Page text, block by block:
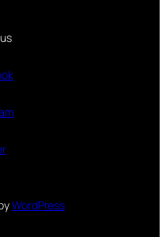
WordPress